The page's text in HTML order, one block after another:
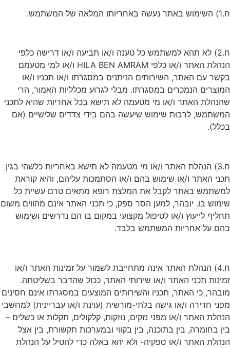
ח.1) השימוש באתר נעשה באחריותו המלאה של המשתמש.
ח.2) לא תהא למשתמש כל טענה ו/או תביעה ו/או דרישה כלפי
הנהלת האתר ו/או כלפי HILA BEN AMRAM ו/או למי מטעמם
בקשר עם האתר, השירותים הניתנים במסגרתו ו/או תכניו ו/או
המוצרים הנמכרים במסגרתו. מבלי לגרוע מכלליות האמור, הרי
שהנהלת האתר ו/או מי מטעמה לא תישא בכל אחריות שהיא לתכני
המשתמש, לרבות שימוש שיעשה בהם בידי צדדים שלישיים (אם
בכלל).
ח.3) הנהלת האתר ו/או מי מטעמה לא תישא באחריות כלשהי בגין
תכני האתר ו/או שימוש בהם ו/או הסתמכות עליהם, והיא קוראת
למשתמש באתר לקבל את המלצת רופא מתאים טרם עשיית כל
שימוש בו. יובהר, למען הסר ספק, כי תכני האתר אינם מהווים משום
תחליף לייעוץ ו/או לטיפול מקצועי במקום בו הם נדרשים ושימוש
בהם על אחריות המשתמש בלבד.
ח.4) הנהלת האתר אינה מתחייבת לשמור על זמינות האתר ו/או
זמינות תכני האתר ו/או שירותי האתר, ככול שהדבר בשליטתה.
מובהר, כי האתר, תכניו והשירותים המוצעים במסגרתו אינם חסינים
מפני חדירה ו/או גישה בלתי-מורשית (עוינת ו/או עבריינית) למחשבי
הנהלת האתר ו/או מפני נזקים, נוזקות, קלקולים, תקלות או כשלים –
בין בחומרה, בין בתוכנה, בין בקווי ובמערכות תקשורת, בין אצל
הנהלת האתר ו/או ספקיה- ולא יהא באלה כדי להטיל על הנהלת